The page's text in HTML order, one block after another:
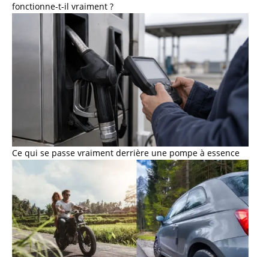
fonctionne-t-il vraiment ?
Ce qui se passe vraiment derrière une pompe à essence